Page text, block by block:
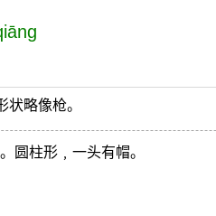
略像枪。
圆柱形﹐一头有帽。